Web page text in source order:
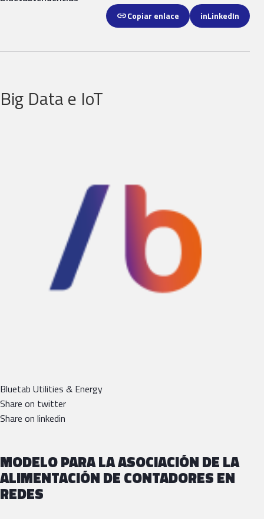
linkCopiar enlace inLinkedIn
Big Data e IoT
Bluetab Utilities & Energy
Share on twitter
Share on linkedin
MODELO PARA LA ASOCIACIÓN DE LA
ALIMENTACIÓN DE CONTADORES EN
REDES